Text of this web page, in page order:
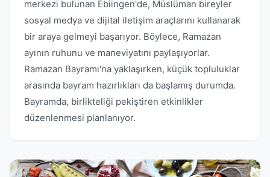
merkezi bulunan Ebiingen'de, Müslüman bireyler
sosyal medya ve dijital iletişim araçlarını kullanarak
bir araya gelmeyi başarıyor. Böylece, Ramazan
ayının ruhunu ve maneviyatını paylaşıyorlar.
Ramazan Bayramı'na yaklaşırken, küçük topluluklar
arasında bayram hazırlıkları da başlamış durumda.
Bayramda, birlikteliği pekiştiren etkinlikler
düzenlenmesi planlanıyor.